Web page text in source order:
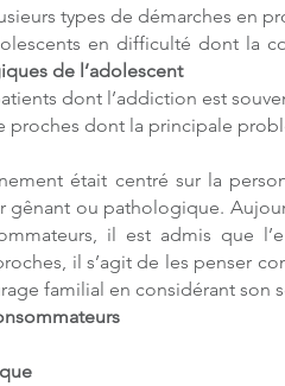
types de démarches en
en difficulté dont la
de l’adolescent
dont l’addiction est
proches dont la principale
était centré sur la
gênant ou pathologique.
il est admis que
il s’agit de les penser
familial en considérant